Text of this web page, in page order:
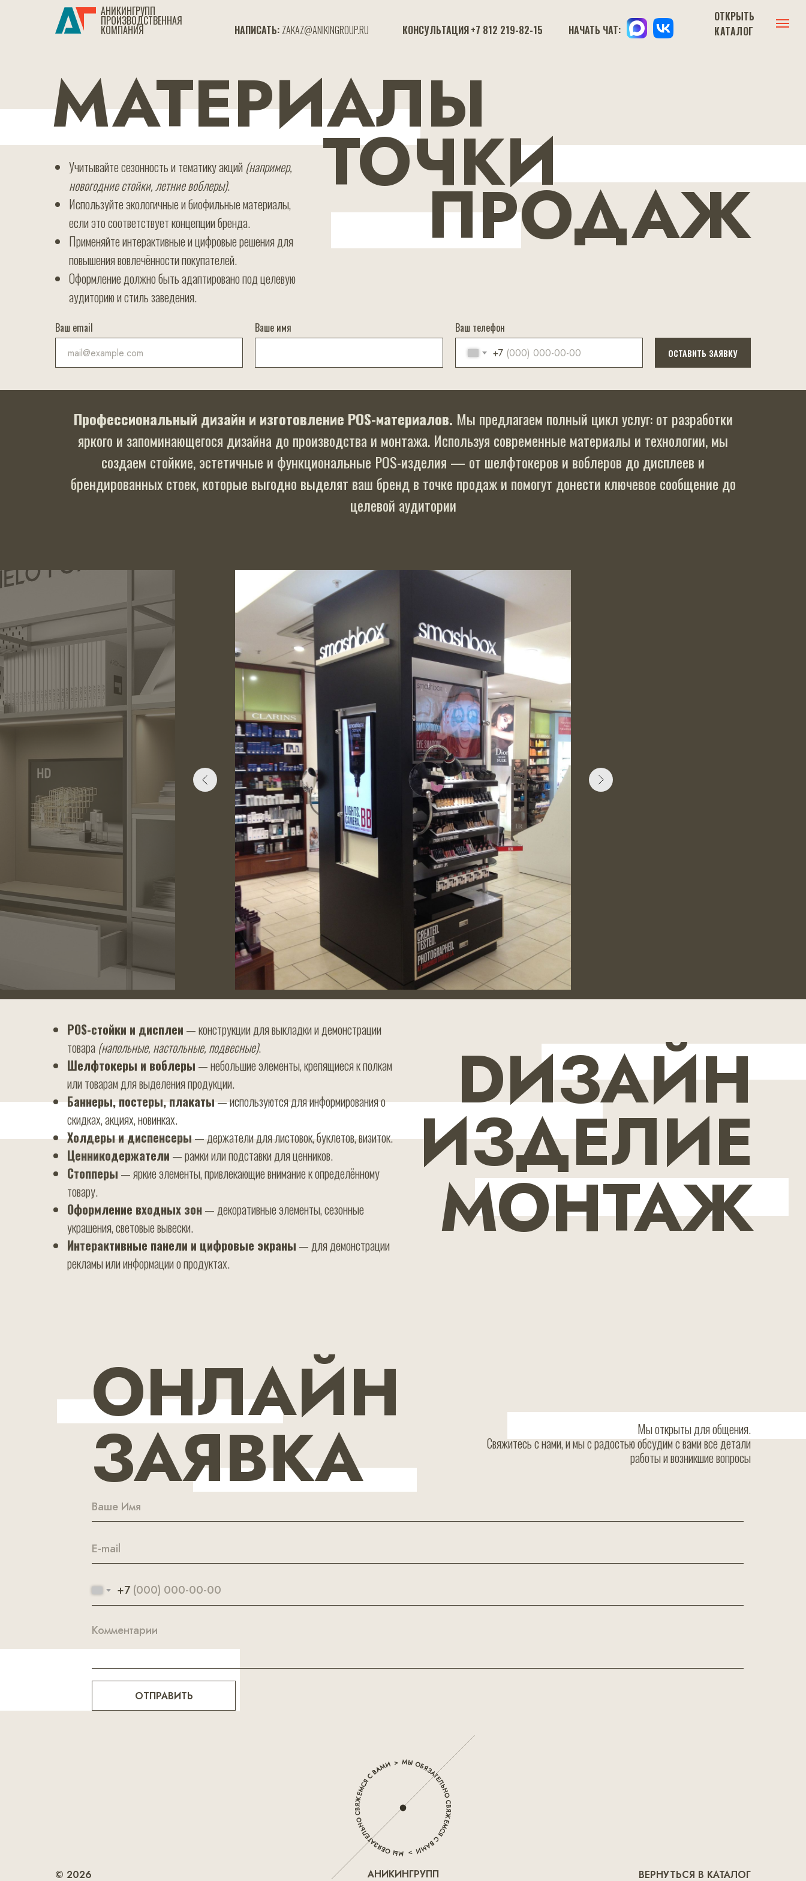
КАТАЛОГ
КОНСУЛЬТАЦИЯ
+7 812 219-82-15
МАТЕРИАЛЫ
ПРОДАЖ
ТОЧКИ
Учитывайте сезонность и тематику акций (например,
новогодние стойки, летние воблеры).
Используйте экологичные и биофильные материалы,
если это соответствует концепции бренда.
Применяйте интерактивные и цифровые решения для
повышения вовлечённости покупателей.
Оформление должно быть адаптировано под целевую
аудиторию и стиль заведения.
ОТКРЫТЬ
КАТАЛОГ
НАЧАТЬ ЧАТ:
АНИКИНГРУПП
ПРОИЗВОДСТВЕННАЯ
КОМПАНИЯ НАПИСАТЬ: КОНСУЛЬТАЦИЯ
ZAKAZ@ANIKINGROUP.RU +7 812 219-82-15
Ваш email Ваше имя Ваш телефон
+7 ОСТАВИТЬ ЗАЯВКУ
Профессиональный дизайн и изготовление POS-материалов. Мы предлагаем полный цикл услуг: от разработки
яркого и запоминающегося дизайна до производства и монтажа. Используя современные материалы и технологии, мы
создаем стойкие, эстетичные и функциональные POS-изделия — от шелфтокеров и воблеров до дисплеев и
брендированных стоек, которые выгодно выделят ваш бренд в точке продаж и помогут донести ключевое сообщение до
целевой аудитории
POS-стойки и дисплеи — конструкции для выкладки и демонстрации
товара (напольные, настольные, подвесные).
Шелфтокеры и воблеры — небольшие элементы, крепящиеся к полкам
или товарам для выделения продукции.
Баннеры, постеры, плакаты— используются для информирования о
скидках, акциях, новинках.
Холдеры и диспенсеры— держатели для листовок, буклетов, визиток.
Ценникодержатели — рамки или подставки для ценников.
Стопперы — яркие элементы, привлекающие внимание к определённому
товару.
Оформление входных зон— декоративные элементы, сезонные
украшения, световые вывески.
Интерактивные панели и цифровые экраны — для демонстрации
рекламы или информации о продуктах.
ИЗДЕЛИЕ
МОНТАЖ
DИЗАЙН
+7
ОТПРАВИТЬ
Мы открыты для общения.
Свяжитесь с нами, и мы с радостью обсудим с вами все детали
работы и возникшие вопросы
ОНЛАЙН
ЗАЯВКА
© 2026 АНИКИНГРУПП ВЕРНУТЬСЯ В КАТАЛОГ